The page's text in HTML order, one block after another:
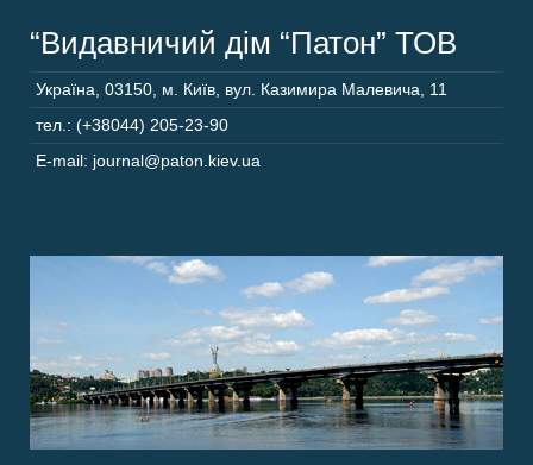
“Видавничий дім “Патон” ТОВ
Україна 03150 м. Київ, вул. Казимира Малевича, 11
тел.: (+38044) 205-23-90
E-mail: journal@paton.kiev.ua